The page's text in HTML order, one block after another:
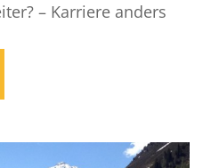
– Karriere anders